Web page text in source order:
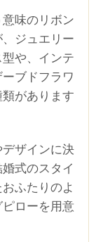
味のリボン
ジュエリー
や、インテ
ブドフラワ
があります
ザインに決
式のスタイ
ふたりのよ
ローを用意